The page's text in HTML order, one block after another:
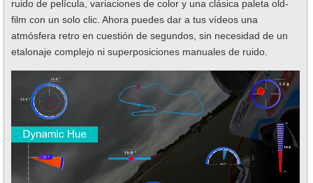
ruido de película, variaciones de color y una clásica paleta old-
film con un solo clic. Ahora puedes dar a tus vídeos una
atmósfera retro en cuestión de segundos, sin necesidad de un
etalonaje complejo ni superposiciones manuales de ruido.